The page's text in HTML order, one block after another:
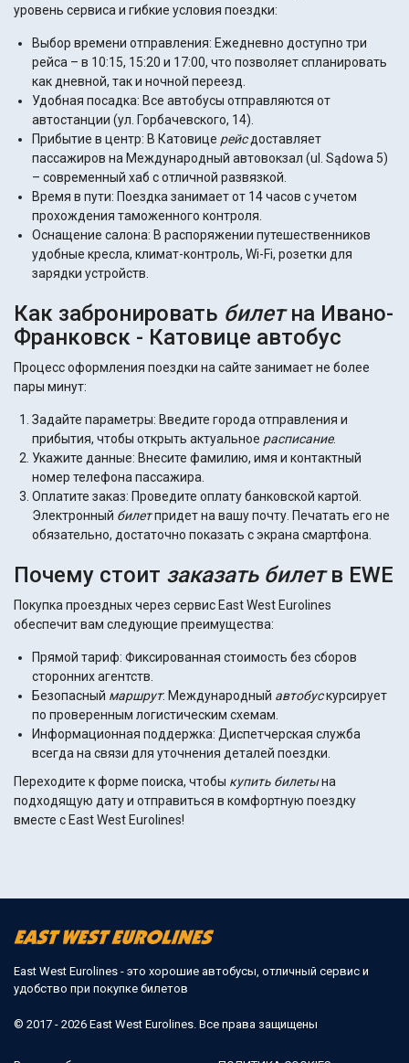
уровень сервиса и гибкие условия поездки:
Выбор времени отправления: Ежедневно доступно три
рейса – в 10:15, 15:20 и 17:00, что позволяет спланировать
как дневной, так и ночной переезд.
Удобная посадка: Все автобусы отправляются от
автостанции (ул. Горбачевского, 14).
Прибытие в центр: В Катовице рейсдоставляет
пассажиров на Международный автовокзал (ul. Sądowa 5)
– современный хаб с отличной развязкой.
Время в пути: Поездка занимает от 14 часов с учетом
прохождения таможенного контроля.
Оснащение салона: В распоряжении путешественников
удобные кресла, климат-контроль, Wi-Fi, розетки для
зарядки устройств.
Как забронировать билетна Ивано-
Франковск - Катовице автобус
Процесс оформления поездки на сайте занимает не более
пары минут:
Задайте параметры: Введите города отправления и
прибытия, чтобы открыть актуальное расписание.
Укажите данные: Внесите фамилию, имя и контактный
номер телефона пассажира.
Оплатите заказ: Проведите оплату банковской картой.
Электронный билетпридет на вашу почту. Печатать его не
обязательно, достаточно показать с экрана смартфона.
Почему стоит заказать билетв EWE
Покупка проездных через сервис East West Eurolines
обеспечит вам следующие преимущества:
Прямой тариф: Фиксированная стоимость без сборов
сторонних агентств.
Безопасный маршрут: Международный автобускурсирует
по проверенным логистическим схемам.
Информационная поддержка: Диспетчерская служба
всегда на связи для уточнения деталей поездки.
Переходите к форме поиска, чтобы купить билетына
подходящую дату и отправиться в комфортную поездку
вместе с East West Eurolines!
East West Eurolines - это хорошие автобусы, отличный сервис и
удобство при покупке билетов
© 2017 - 2026 East West Eurolines. Все права защищены